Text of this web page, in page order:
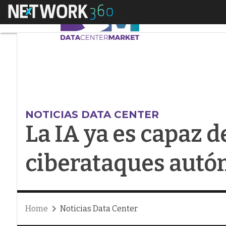
Menú
NOTICIAS DATA CENTER
La IA ya es capaz
ciberataques
Home Noticias Data Center